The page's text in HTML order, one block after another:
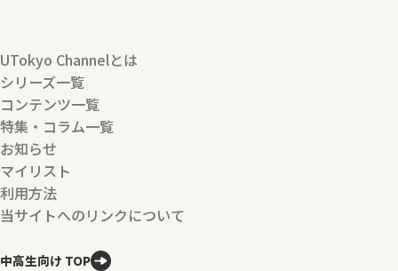
UTokyo Channelとは
シリーズ一覧
コンテンツ一覧
特集・コラム一覧
お知らせ
マイリスト
利用方法
当サイトへのリンクについて
中高生向け TOP